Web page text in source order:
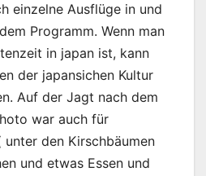
einzelne Ausflüge in und
Programm. Wenn man
in japan ist, kann
der japansichen Kultur
Auf der Jagt nach dem
war auch für
unter den Kirschbäumen
und etwas Essen und